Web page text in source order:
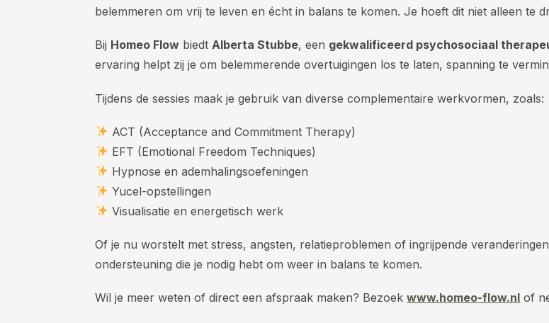
belemmeren om vrij te leven en écht in balans te komen. Je hoeft dit niet alleen te
Bij Homeo Flow biedtAlberta Stubbe, een gekwalificeerd psychosociaal
ervaring helpt zij je om belemmerende overtuigingen los te laten, spanning te
Tijdens de sessies maak je gebruik van diverse complementaire werkvormen, zoals:
ACT (Acceptance and Commitment Therapy)
EFT (Emotional Freedom Techniques)
Hypnose en ademhalingsoefeningen
Yucel-opstellingen
Visualisatie en energetisch werk
Of je nu worstelt met stress, angsten, relatieproblemen of ingrijpende
ondersteuning die je nodig hebt om weer in balans te komen.
Wil je meer weten of direct een afspraak maken? Bezoekwww.homeo-flow.nl of